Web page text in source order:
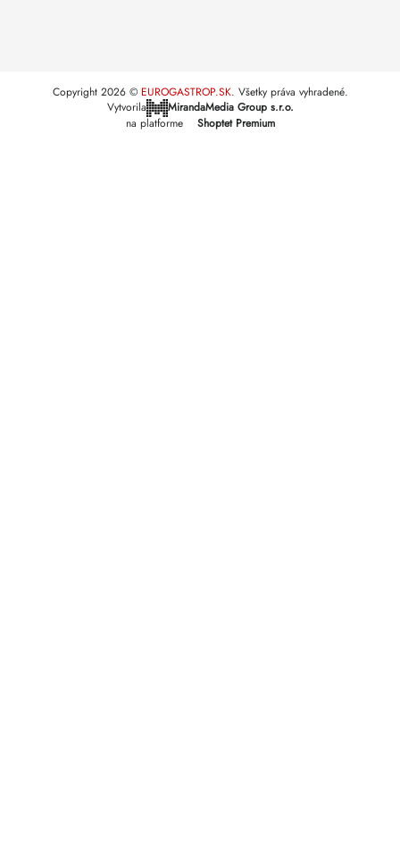
Vytvorila
MirandaMedia Group s.r.o.
na platforme
Shoptet Premium
Copyright 2026 EUROGASTROP.SK. Všetky práva vyhradené.